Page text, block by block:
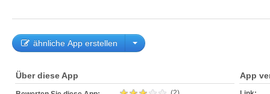
ähnliche App erstellen
Über diese App App